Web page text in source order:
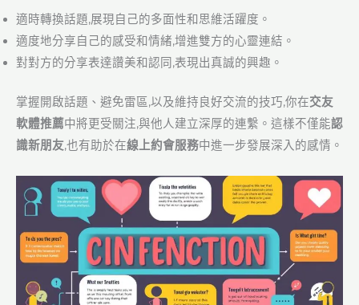
適時轉換話題,展現自己的多面性和思維活躍度。
適度地分享自己的感受和情緒,增進雙方的心靈連結。
對對方的分享表達讚美和認同,表現出真誠的興趣。
掌握開啟話題、避免雷區,以及維持良好交流的技巧,你在交友
軟體推薦中將更受關注,與他人建立深厚的連繫。這樣不僅能認
識新朋友,也有助於在線上約會服務中進一步發展深入的感情。